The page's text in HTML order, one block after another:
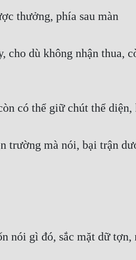
thưởng, phía sau màn
cho dù không nhận thua,
có thể giữ chút thể
trường mà nói, bại trận
nói gì đó, sắc mặt dữ